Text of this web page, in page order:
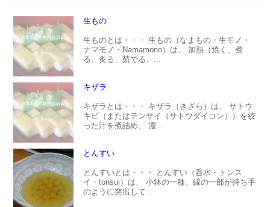
生もの
生ものとは・・・ 生もの（なまもの・生モノ・
ナマモノ・Namamono）は、 加熱（焼く、煮
る、炙る、茹でる、...
キザラ
キザラとは・・・ キザラ（きざら）は、 サトウ
キビ（またはテンサイ（サトウダイコン））を絞
った汁を煮詰め、 濃...
とんすい
とんすいとは・・・ とんすい（呑水・トンス
イ・tonsui）は、 小鉢の一種。縁の一部が持ち手
のように突出して...